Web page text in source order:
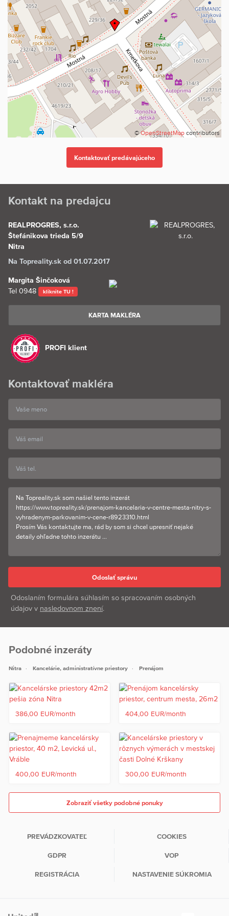
©OpenStreetMap contributors
Kontakt na predajcu
REALPROGRES, s.r.o.
Štefánikova trieda 5/9
Nitra
Na Topreality.sk od 01.07.2017
Margita Šinčoková
Tel 0948 kliknite TU !
KARTA MAKLÉRA
PROFI klient
Kontaktovať makléra
Odoslaním formulára súhlasím so spracovaním osobných
údajov v nasledovnom znení.
Podobné inzeráty
Nitra Kancelárie, administratívne priestory Prenájom
386,00 EUR/month 404,00 EUR/month
400,00 EUR/month 300,00 EUR/month
Zobraziť všetky podobné ponuky
PREVÁDZKOVATEĽ COOKIES
GDPR VOP
REGISTRÁCIA NASTAVENIE SÚKROMIA